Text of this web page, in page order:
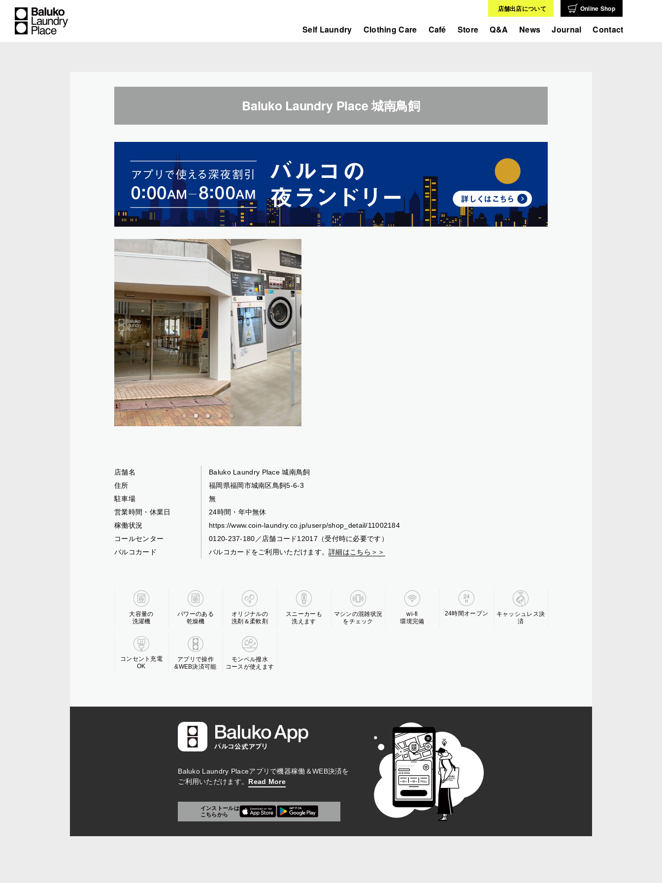
Self Laundry Clothing Care Café Store Q&A News Journal Contact
店舗出店について Online Shop
Baluko Laundry Place 城南鳥飼
店舗名
Baluko Laundry Place 城南鳥飼
住所
福岡県福岡市城南区鳥飼5-6-3
駐車場
無
営業時間・休業日
24時間・年中無休
稼働状況
https://www.coin-laundry.co.jp/userp/shop_detail/11002184
コールセンター
0120-237-180／店舗コード12017（受付時に必要です）
バルコカード
バルコカードをご利用いただけます。詳細はこちら＞＞
大容量の
洗濯機
パワーのある
乾燥機
オリジナルの
洗剤＆柔軟剤
スニーカーも
洗えます
マシンの混雑状況
をチェック
wi-fi
環境完備
24時間オープン
キャッシュレス決
済
コンセント充電
OK
アプリで操作
&WEB決済可能
モンベル撥水
コースが使えます
Baluko Laundry Placeアプリで機器稼働＆WEB決済を
ご利用いただけます。 Read More
インストールは
こちらから